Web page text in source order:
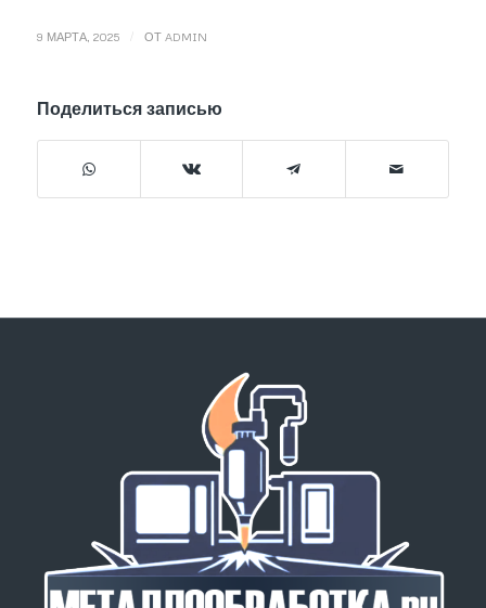
9 МАРТА, 2025 ОТ ADMIN
Поделиться записью